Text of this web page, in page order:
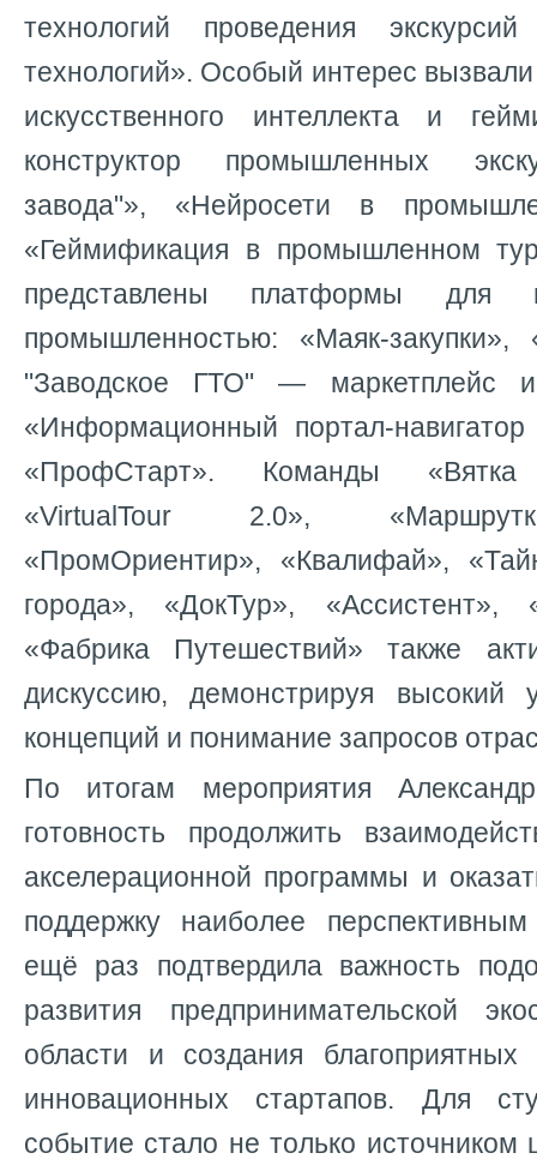
технологий проведения
технологий». Особый интерес
искусственного интеллекта и
конструктор промышленных
завода"», «Нейросети в
«Геймификация в промышленном
представлены платформы для
промышленностью: «Маяк-закупки»,
"Заводское ГТО" — маркетплейс
«Информационный портал-
«ПрофСтарт». Команды «Вятка
«VirtualTour 2.0»,
«ПромОриентир», «Квалифай»,
города», «ДокТур», «Ассистент»,
«Фабрика Путешествий» также
дискуссию, демонстрируя высокий
концепций и понимание запросов
По итогам мероприятия
готовность продолжить
акселерационной программы и
поддержку наиболее
ещё раз подтвердила важность
развития предпринимательской
области и создания
инновационных стартапов. Для
событие стало не только источником